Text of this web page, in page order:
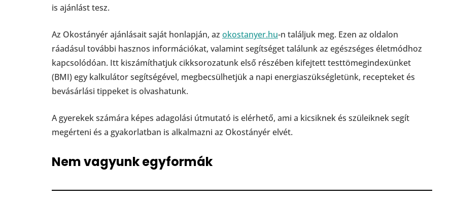
is ajánlást tesz.
Az Okostányér ajánlásait saját honlapján, az okostanyer.hu-n találjuk meg. Ezen az oldalon
ráadásul további hasznos információkat, valamint segítséget találunk az egészséges életmódhoz
kapcsolódóan. Itt kiszámíthatjuk cikksorozatunk első részében kifejtett testtömegindexünket
(BMI) egy kalkulátor segítségével, megbecsülhetjük a napi energiaszükségletünk, recepteket és
bevásárlási tippeket is olvashatunk.
A gyerekek számára képes adagolási útmutató is elérhető, ami a kicsiknek és szüleiknek segít
megérteni és a gyakorlatban is alkalmazni az Okostányér elvét.
Nem vagyunk egyformák